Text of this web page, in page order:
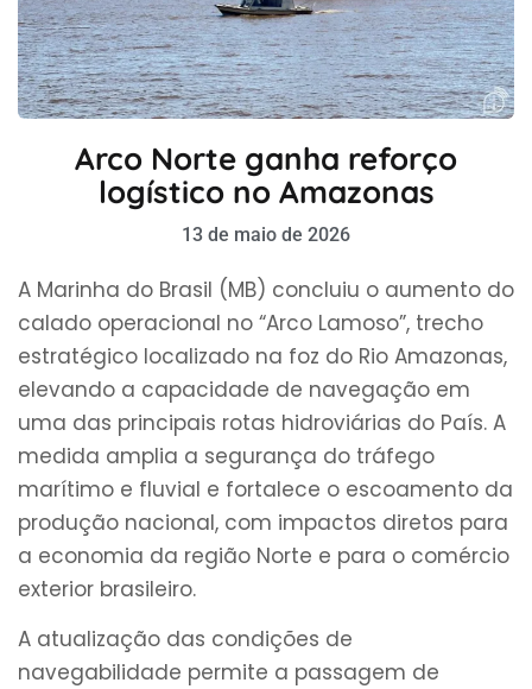
Arco Norte ganha reforço
logístico no Amazonas
13 de maio de 2026
A Marinha do Brasil (MB) concluiu o aumento do
calado operacional no “Arco Lamoso”, trecho
estratégico localizado na foz do Rio Amazonas,
elevando a capacidade de navegação em
uma das principais rotas hidroviárias do País. A
medida amplia a segurança do tráfego
marítimo e fluvial e fortalece o escoamento da
produção nacional, com impactos diretos para
a economia da região Norte e para o comércio
exterior brasileiro.
A atualização das condições de
navegabilidade permite a passagem de